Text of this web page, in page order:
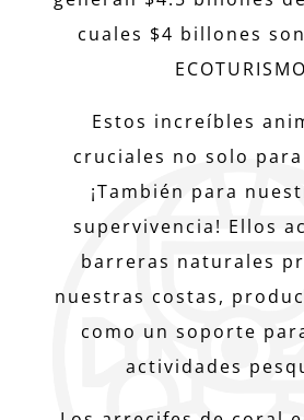
cuales $4 billones
Estos increíbles
cruciales no solo
¡También para
supervivencia! Ellos
barreras naturales
nuestras costas,
como un soporte
actividades